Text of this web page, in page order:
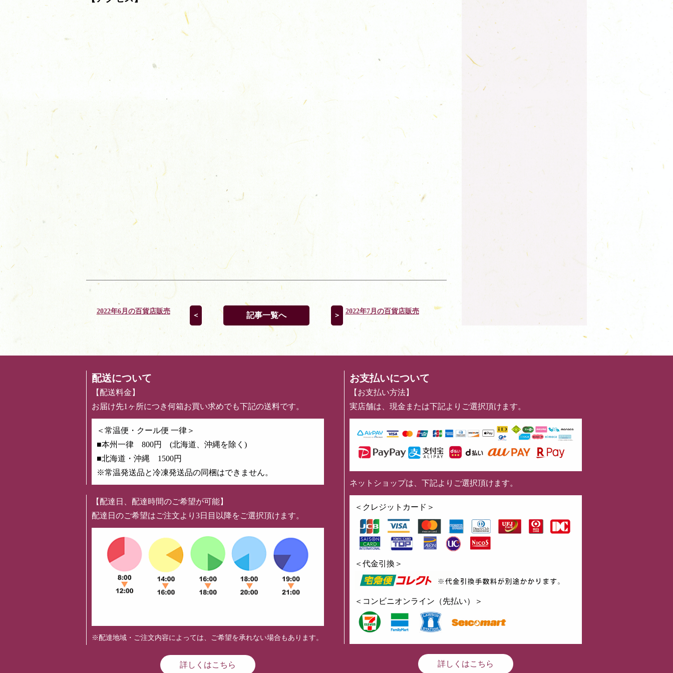
2022年6月の百貨店販売
＜ 記事一覧へ ＞
2022年7月の百貨店販売
配送について
【配送料金】
お届け先1ヶ所につき何箱お買い求めでも下記の送料です。
＜常温便・クール便 一律＞
■本州一律 800円 (北海道、沖縄を除く)
■北海道・沖縄 1500円
※常温発送品と冷凍発送品の同梱はできません。
【配達日、配達時間のご希望が可能】
配達日のご希望はご注文より3日目以降をご選択頂けます。
※配達地域・ご注文内容によっては、ご希望を承れない場合もあります。
詳しくはこちら
お支払いについて
【お支払い方法】
実店舗は、現金または下記よりご選択頂けます。
ネットショップは、下記よりご選択頂けます。
＜クレジットカード＞
＜代金引換＞
＜コンビニオンライン（先払い）＞
詳しくはこちら